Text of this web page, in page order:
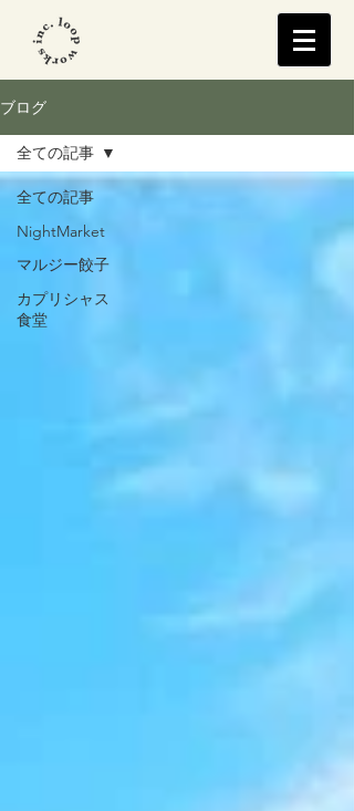
ブログ
全ての記事
NightMarket
マルジー餃子
カプリシャス
食堂
全ての記事